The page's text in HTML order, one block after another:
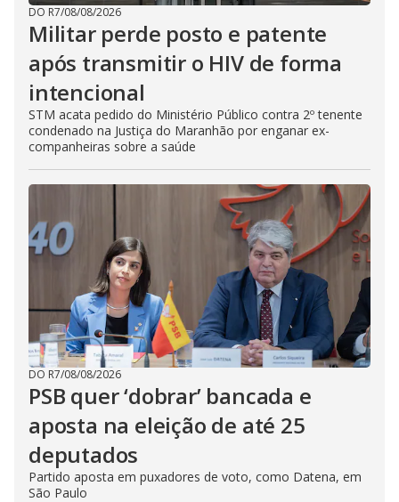
DO R7/08/08/2026
Militar perde posto e patente
após transmitir o HIV de forma
intencional
STM acata pedido do Ministério Público contra 2º tenente
condenado na Justiça do Maranhão por enganar ex-
companheiras sobre a saúde
DO R7/08/08/2026
PSB quer ‘dobrar’ bancada e
aposta na eleição de até 25
deputados
Partido aposta em puxadores de voto, como Datena, em
São Paulo